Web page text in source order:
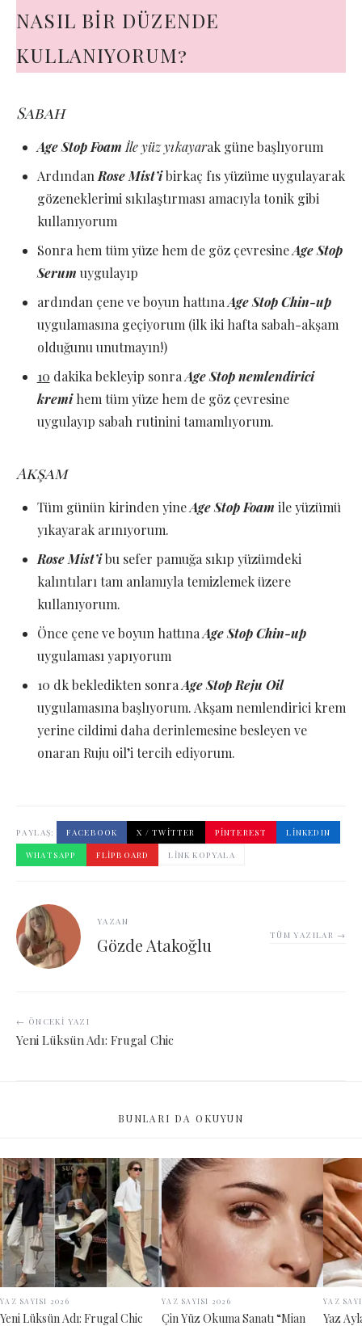
NASIL BİR DÜZENDE
KULLANIYORUM?
Sabah
Age Stop Foam İle yüz yıkayarak güne başlıyorum
Ardından Rose Mist’ibirkaç fıs yüzüme uygulayarak
gözeneklerimi sıkılaştırması amacıyla tonik gibi
kullanıyorum
Sonra hem tüm yüze hem de göz çevresineAge Stop
Serum uygulayıp
ardından çene ve boyun hattınaAge Stop Chin-up
uygulamasına geçiyorum (ilk iki hafta sabah-akşam
olduğunu unutmayın!)
10 dakika bekleyip sonraAge Stop nemlendirici
kremihem tüm yüze hem de göz çevresine
uygulayıp sabah rutinini tamamlıyorum.
Akşam
Tüm günün kirinden yineAge Stop Foam ile yüzümü
yıkayarak arınıyorum.
Rose Mist’ibu sefer pamuğa sıkıp yüzümdeki
kalıntıları tam anlamıyla temizlemek üzere
kullanıyorum.
Önce çene ve boyun hattınaAge Stop Chin-up
uygulaması yapıyorum
10 dk bekledikten sonraAge Stop Reju Oil
uygulamasına başlıyorum. Akşam nemlendirici krem
yerine cildimi daha derinlemesine besleyen ve
onaran Ruju oil’i tercih ediyorum.
PAYLAŞ: FACEBOOK X / TWITTER PINTEREST
LINKEDIN
WHATSAPP
FLIPBOARD LINK KOPYALA
YAZAN
Gözde Atakoğlu TÜM YAZILAR →
← ÖNCEKI YAZI
Yeni Lüksün Adı: Frugal Chic
BUNLARI DA OKUYUN
YAZ SAYISI 2026
Yeni Lüksün Adı: Frugal Chic
YAZ SAYISI 2026
Çin Yüz Okuma Sanatı “Mian
YAZ
Yaz